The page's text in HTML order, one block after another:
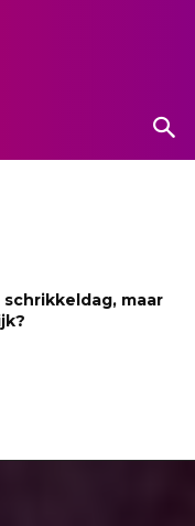
schrikkeldag, maar